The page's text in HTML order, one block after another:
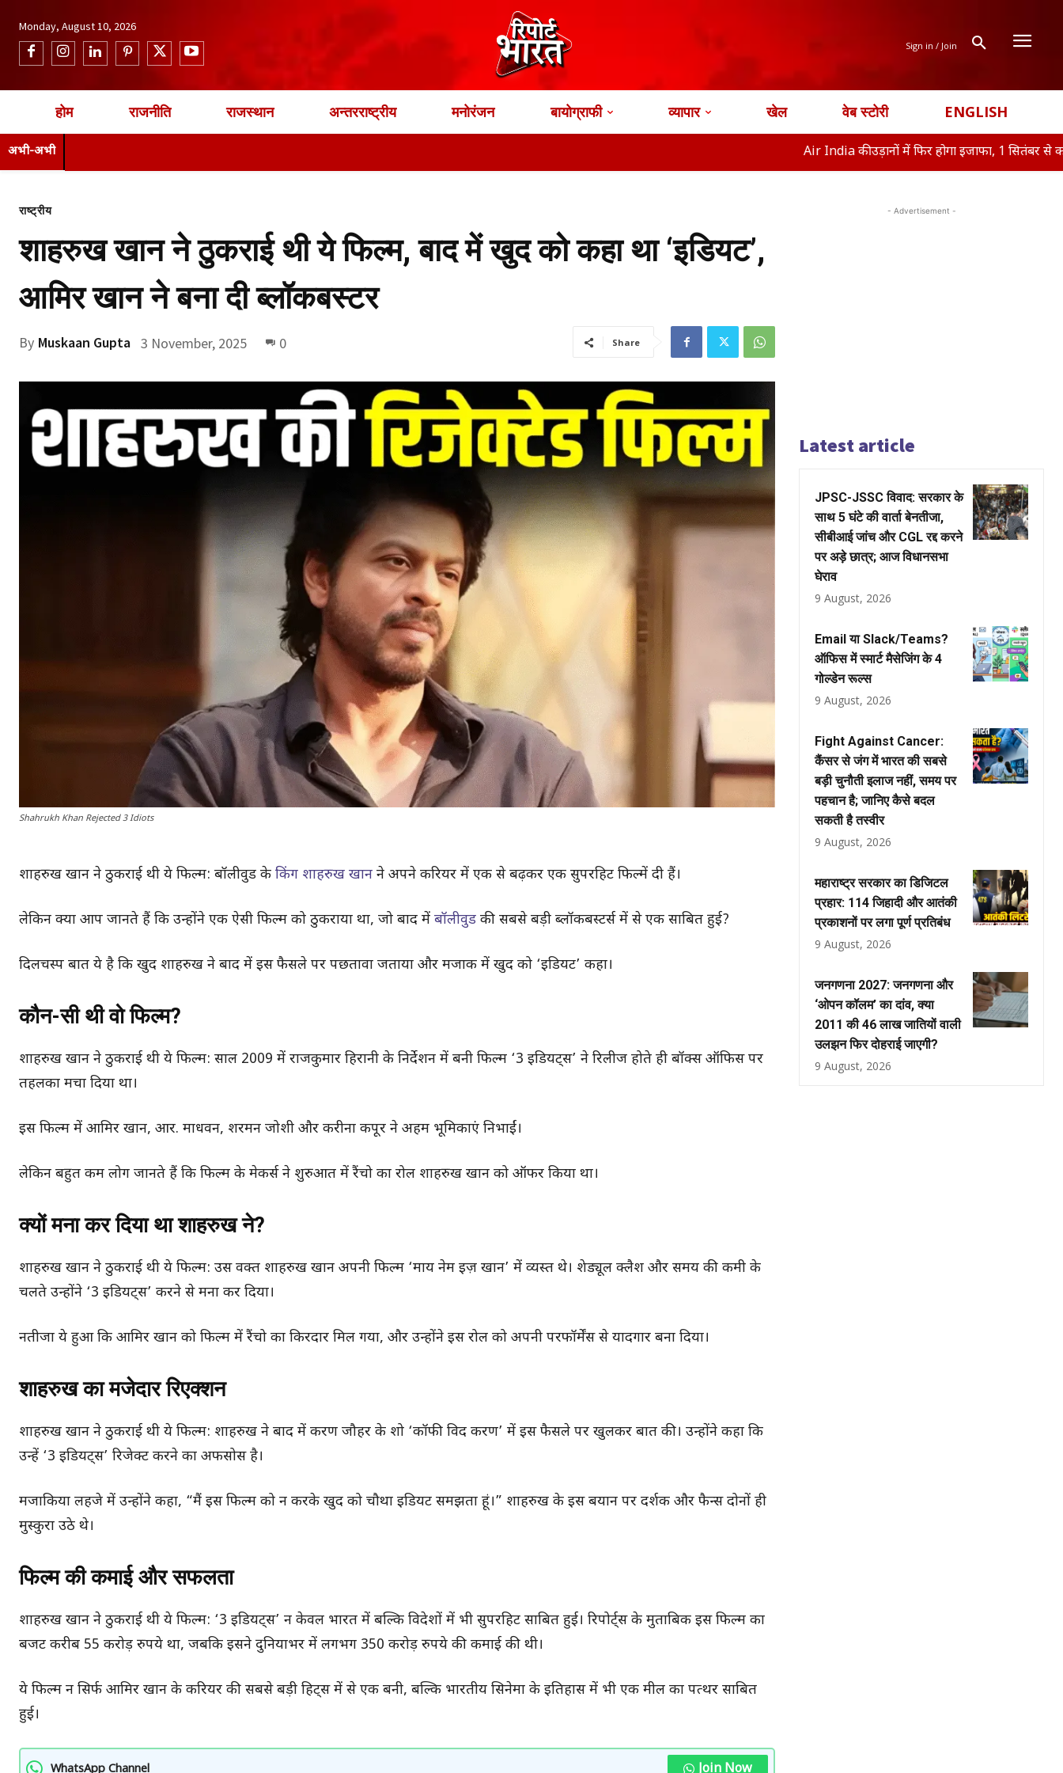
Monday, August 10, 2026
Sign in / Join
होम राजनीति राजस्थान अन्तरराष्ट्रीय मनोरंजन बायोग्राफी व्यापार खेल वेब स्टोरी ENGLISH
अभी-अभी Air India की उड़ानों में फिर होगा इजाफा, 1 सितंबर से क
राष्ट्रीय
शाहरुख खान ने ठुकराई थी ये फिल्म, बाद में खुद को कहा था ‘इडियट’,
आमिर खान ने बना दी ब्लॉकबस्टर
By Muskaan Gupta 3 November, 2025 0 Share
Shahrukh Khan Rejected 3 Idiots
शाहरुख खान ने ठुकराई थी ये फिल्म: बॉलीवुड के किंग शाहरुख खान ने अपने करियर में एक से बढ़कर एक सुपरहिट फिल्में दी हैं।
लेकिन क्या आप जानते हैं कि उन्होंने एक ऐसी फिल्म को ठुकराया था, जो बाद में बॉलीवुड की सबसे बड़ी ब्लॉकबस्टर्स में से एक साबित हुई?
दिलचस्प बात ये है कि खुद शाहरुख ने बाद में इस फैसले पर पछतावा जताया और मजाक में खुद को ‘इडियट’ कहा।
कौन-सी थी वो फिल्म?
शाहरुख खान ने ठुकराई थी ये फिल्म: साल 2009 में राजकुमार हिरानी के निर्देशन में बनी फिल्म ‘3 इडियट्स’ ने रिलीज होते ही बॉक्स ऑफिस पर
तहलका मचा दिया था।
इस फिल्म में आमिर खान, आर. माधवन, शरमन जोशी और करीना कपूर ने अहम भूमिकाएं निभाईं।
लेकिन बहुत कम लोग जानते हैं कि फिल्म के मेकर्स ने शुरुआत में रैंचो का रोल शाहरुख खान को ऑफर किया था।
क्यों मना कर दिया था शाहरुख ने?
शाहरुख खान ने ठुकराई थी ये फिल्म: उस वक्त शाहरुख खान अपनी फिल्म ‘माय नेम इज़ खान’ में व्यस्त थे। शेड्यूल क्लैश और समय की कमी के
चलते उन्होंने ‘3 इडियट्स’ करने से मना कर दिया।
नतीजा ये हुआ कि आमिर खान को फिल्म में रैंचो का किरदार मिल गया, और उन्होंने इस रोल को अपनी परफॉर्मेंस से यादगार बना दिया।
शाहरुख का मजेदार रिएक्शन
शाहरुख खान ने ठुकराई थी ये फिल्म: शाहरुख ने बाद में करण जौहर के शो ‘कॉफी विद करण’ में इस फैसले पर खुलकर बात की। उन्होंने कहा कि
उन्हें ‘3 इडियट्स’ रिजेक्ट करने का अफसोस है।
मजाकिया लहजे में उन्होंने कहा, “मैं इस फिल्म को न करके खुद को चौथा इडियट समझता हूं।” शाहरुख के इस बयान पर दर्शक और फैन्स दोनों ही
मुस्कुरा उठे थे।
फिल्म की कमाई और सफलता
शाहरुख खान ने ठुकराई थी ये फिल्म: ‘3 इडियट्स’ न केवल भारत में बल्कि विदेशों में भी सुपरहिट साबित हुई। रिपोर्ट्स के मुताबिक इस फिल्म का
बजट करीब 55 करोड़ रुपये था, जबकि इसने दुनियाभर में लगभग 350 करोड़ रुपये की कमाई की थी।
ये फिल्म न सिर्फ आमिर खान के करियर की सबसे बड़ी हिट्स में से एक बनी, बल्कि भारतीय सिनेमा के इतिहास में भी एक मील का पत्थर साबित
हुई।
WhatsApp Channel Join Now
- Advertisement -
Latest article
JPSC-JSSC विवाद: सरकार के
साथ 5 घंटे की वार्ता बेनतीजा,
सीबीआई जांच और CGL रद्द करने
पर अड़े छात्र; आज विधानसभा
घेराव
9 August, 2026
Email या Slack/Teams?
ऑफिस में स्मार्ट मैसेजिंग के 4
गोल्डेन रूल्स
9 August, 2026
Fight Against Cancer:
कैंसर से जंग में भारत की सबसे
बड़ी चुनौती इलाज नहीं, समय पर
पहचान है; जानिए कैसे बदल
सकती है तस्वीर
9 August, 2026
महाराष्ट्र सरकार का डिजिटल
प्रहार: 114 जिहादी और आतंकी
प्रकाशनों पर लगा पूर्ण प्रतिबंध
9 August, 2026
जनगणना 2027: जनगणना और
‘ओपन कॉलम’ का दांव, क्या
2011 की 46 लाख जातियों वाली
उलझन फिर दोहराई जाएगी?
9 August, 2026